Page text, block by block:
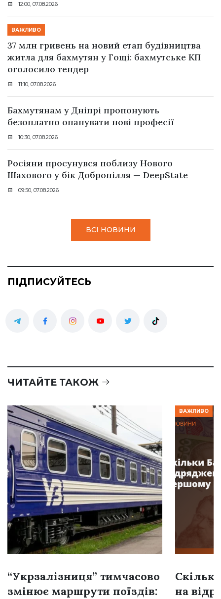
12:00, 07.08.2026
ВАЖЛИВО
37 млн гривень на новий етап будівництва
житла для бахмутян у Гощі: бахмутське КП
оголосило тендер
11:10, 07.08.2026
Бахмутянам у Дніпрі пропонують
безоплатно опанувати нові професії
10:30, 07.08.2026
Росіяни просунувся поблизу Нового
Шахового у бік Добропілля — DeepState
09:50, 07.08.2026
ВСІ НОВИНИ
ПІДПИСУЙТЕСЬ
ЧИТАЙТЕ ТАКОЖ
“Укрзалізниця” тимчасово
змінює маршрути поїздів:
ВАЖЛИВО
на